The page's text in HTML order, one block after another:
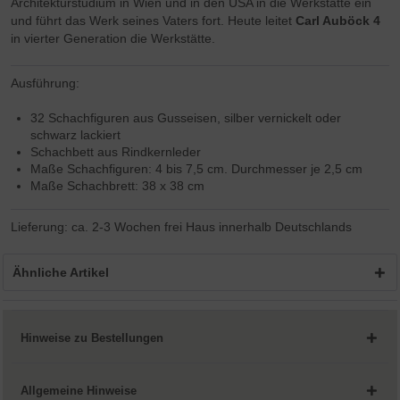
Architekturstudium in Wien und in den USA in die Werkstätte ein
und führt das Werk seines Vaters fort. Heute leitet Carl Auböck 4
in vierter Generation die Werkstätte.
Ausführung:
32 Schachfiguren aus Gusseisen, silber vernickelt oder
schwarz lackiert
Schachbett aus Rindkernleder
Maße Schachfiguren: 4 bis 7,5 cm. Durchmesser je 2,5 cm
Maße Schachbrett: 38 x 38 cm
Lieferung: ca. 2-3 Wochen frei Haus innerhalb Deutschlands
Ähnliche Artikel
Hinweise zu Bestellungen
Allgemeine Hinweise